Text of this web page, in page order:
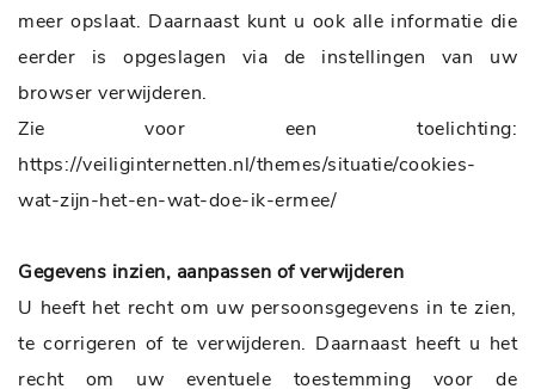
meer opslaat. Daarnaast kunt u ook alle informatie die
eerder is opgeslagen via de instellingen van uw
browser verwijderen.
Zie voor een toelichting:
https://veiliginternetten.nl/themes/situatie/cookies-
wat-zijn-het-en-wat-doe-ik-ermee/
Gegevens inzien, aanpassen of verwijderen
U heeft het recht om uw persoonsgegevens in te zien,
te corrigeren of te verwijderen. Daarnaast heeft u het
recht om uw eventuele toestemming voor de